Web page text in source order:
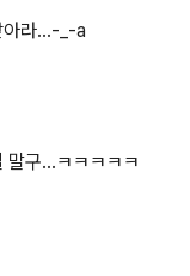
아라...-_-a
말구...ㅋㅋㅋㅋㅋ